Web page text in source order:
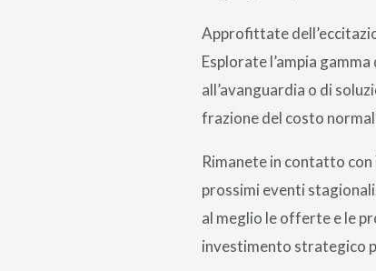
Approfittate
Esplorate l’ampia
all’avanguardia o di
frazione del costo
Rimanete in contatto
prossimi eventi
al meglio le offerte e le
investimento strategico